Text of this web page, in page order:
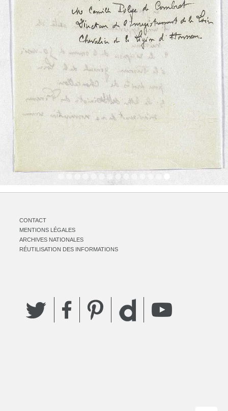
CONTACT
MENTIONS LÉGALES
ARCHIVES NATIONALES
RÉUTILISATION DES INFORMATIONS